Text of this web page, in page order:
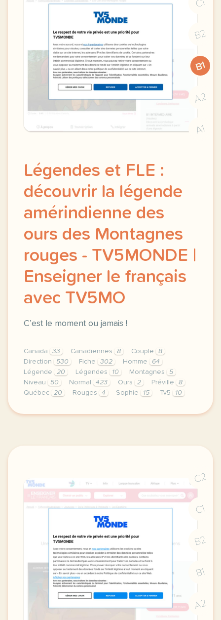
C1
B2
B1
A2
A1
Légendes et FLE :
découvrir la légende
amérindienne des
ours des Montagnes
rouges - TV5MONDE |
Enseigner le français
avec TV5MO
C’est le moment ou jamais !
Canada 33 Canadiennes 8 Couple
8
Direction
530 Fiche 302 Homme
64
Légende
20 Légendes 10 Montagnes
5
Niveau
50 Normal 423 Ours 2 Préville
8
Québec
20 Rouges 4 Sophie 15 Tv5 10
didomi host didomi components button cursor
C2
C1
B2
B1
A2